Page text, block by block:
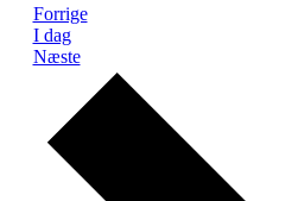
ForrigeBegivenheder
I dag
NæsteBegivenheder